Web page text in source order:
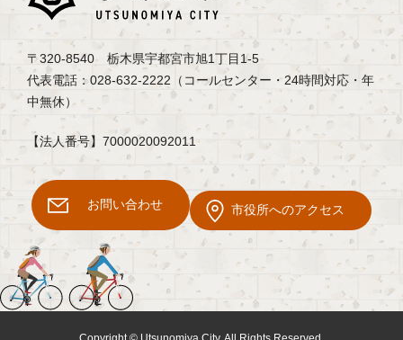
〒320-8540 栃木県宇都宮市旭1丁目1-5
代表電話：028-632-2222（コールセンター・24時間対応・年
中無休）
【法人番号】7000020092011
お問い合わせ 市役所へのアクセス